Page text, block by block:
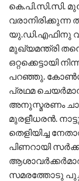
കെ.പി.സി.സി.
വരാനിരിക്കുന്ന
യു.ഡി.എഫിനു
മുഖ്യമന്ത്രി
ഒറ്റക്കെട്ടായി
പറഞ്ഞു.
പ്രഥമ
അനുസ്മരണം
മുരളീധരന്‍.
തെളിയിച്ച
പിണറായി
സമരത്തോടു